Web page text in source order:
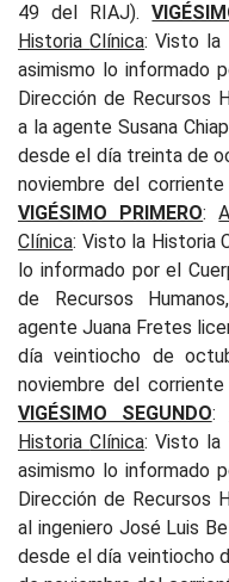
49 del RIAJ).
HistoriaClínica: Visto la
asimismo lo informado
Dirección de Recursos
a la agente Susana
desde el día treinta de
noviembre del
VIGÉSIMO PRIMERO:
Clínica: Visto la Historia
lo informado por el
de Recursos
agente Juana Fretes
día veintiocho de
noviembre del
VIGÉSIMO SEGUNDO:
HistoriaClínica: Visto la
asimismo lo informado
Dirección de Recursos
al ingeniero José Luis
desde el día veintiocho